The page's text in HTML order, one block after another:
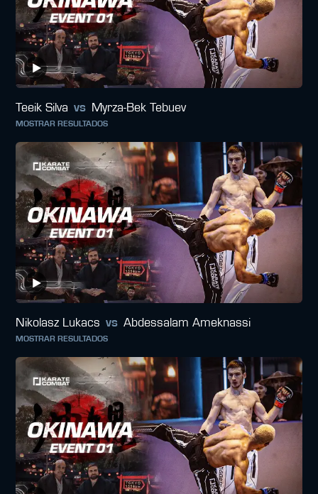
Teeik Silva vs Myrza-Bek Tebuev
MOSTRAR RESULTADOS
Nikolasz Lukacs vs Abdessalam Ameknassi
MOSTRAR RESULTADOS